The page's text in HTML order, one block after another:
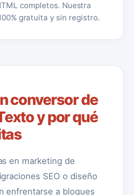
completos. Nuestra
gratuita y sin registro.
conversor de
y por qué
en marketing de
SEO o diseño
enfrentarse a bloques